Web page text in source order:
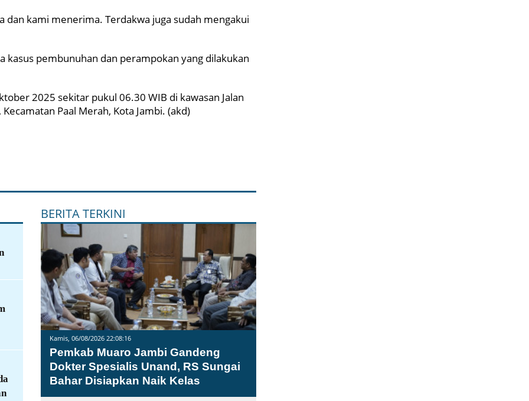
dan kami menerima. Terdakwa juga sudah mengakui
pembunuhan dan perampokan yang dilakukan
2025 sekitar pukul 06.30 WIB di kawasan Jalan
Paal Merah, Kota Jambi. (akd)
BERITA TERKINI
Kamis, 06/08/2026 22:08:16
Pemkab Muaro Jambi Gandeng
Dokter Spesialis Unand, RS Sungai
Bahar Disiapkan Naik Kelas